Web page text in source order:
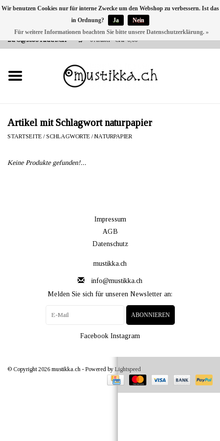
VERSANDKOSTEN 0 CHF INNERHALB CH | INT. VERSAND ÜBER
INFO@MUSTIKKA.CH
0 Artikel - CHF 0,00
NEU BEI UNS
SHOP - A PIECE OF
FINLAND FOR YOU
Artikel mit Schlagwort naturpapier
STARTSEITE /SCHLAGWORTE /NATURPAPIER
Keine Produkte gefunden!...
Impressum
AGB
Datenschutz
mustikka.ch
info@mustikka.ch
Melden Sie sich für unseren Newsletter an:
ABONNIEREN
Facebook Instagram
© Copyright 2026 mustikka.ch - Powered by Lightspeed
Wir benutzen Cookies nur für interne Zwecke um den Webshop zu verbessern. Ist das
in Ordnung?
Ja
Nein
Für weitere Informationen beachten Sie bitte unsere Datenschutzerklärung. »